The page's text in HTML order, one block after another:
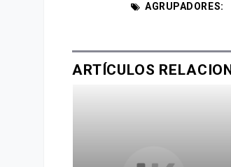
AGRUPADORES:
ARTÍCULOS